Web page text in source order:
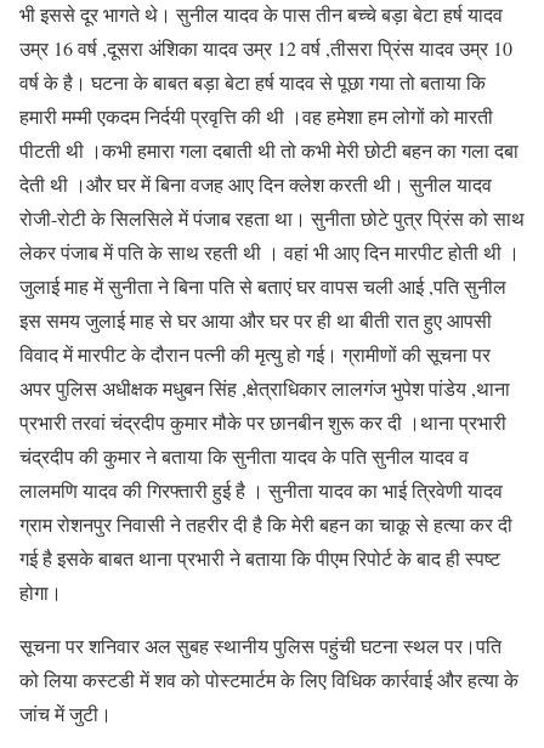
भी इससे दूर भागते थे। सुनील यादव के पास तीन बच्चे बड़ा बेटा हर्ष यादव
उम्र 16 वर्ष ,दूसरा अंशिका यादव उम्र 12 वर्ष ,तीसरा प्रिंस यादव उम्र 10
वर्ष के है। घटना के बाबत बड़ा बेटा हर्ष यादव से पूछा गया तो बताया कि
हमारी मम्मी एकदम निर्दयी प्रवृत्ति की थी ।वह हमेशा हम लोगों को मारती
पीटती थी ।कभी हमारा गला दबाती थी तो कभी मेरी छोटी बहन का गला दबा
देती थी ।और घर में बिना वजह आए दिन क्लेश करती थी। सुनील यादव
रोजी-रोटी के सिलसिले में पंजाब रहता था। सुनीता छोटे पुत्र प्रिंस को साथ
लेकर पंजाब में पति के साथ रहती थी । वहां भी आए दिन मारपीट होती थी ।
जुलाई माह में सुनीता ने बिना पति से बताएं घर वापस चली आई ,पति सुनील
इस समय जुलाई माह से घर आया और घर पर ही था बीती रात हुए आपसी
विवाद में मारपीट के दौरान पत्नी की मृत्यु हो गई। ग्रामीणों की सूचना पर
अपर पुलिस अधीक्षक मधुबन सिंह ,क्षेत्राधिकार लालगंज भुपेश पांडेय ,थाना
प्रभारी तरवां चंद्रदीप कुमार मौके पर छानबीन शुरू कर दी ।थाना प्रभारी
चंद्रदीप की कुमार ने बताया कि सुनीता यादव के पति सुनील यादव व
लालमणि यादव की गिरफ्तारी हुई है । सुनीता यादव का भाई त्रिवेणी यादव
ग्राम रोशनपुर निवासी ने तहरीर दी है कि मेरी बहन का चाकू से हत्या कर दी
गई है इसके बाबत थाना प्रभारी ने बताया कि पीएम रिपोर्ट के बाद ही स्पष्ट
होगा।
सूचना पर शनिवार अल सुबह स्थानीय पुलिस पहुंची घटना स्थल पर।पति
को लिया कस्टडी में शव को पोस्टमार्टम के लिए विधिक कार्रवाई और हत्या के
जांच में जुटी।